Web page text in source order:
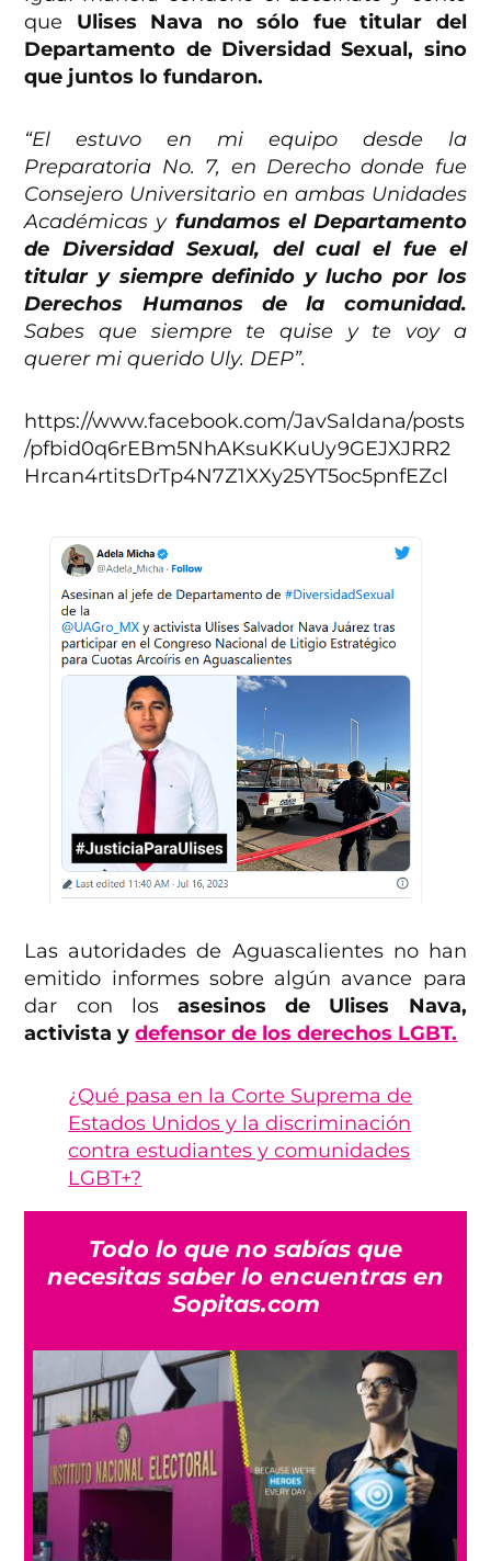
que Ulises Nava no sólo fue titular del
Departamento de Diversidad Sexual, sino
que juntos lo fundaron.
“El estuvo en mi equipo desde la
Preparatoria No. 7, en Derecho donde fue
Consejero Universitario en ambas Unidades
Académicas y fundamos el Departamento
de Diversidad Sexual, del cual el fue el
titular y siempre definido y lucho por los
Derechos Humanos de la comunidad.
Sabes que siempre te quise y te voy a
querer mi querido Uly. DEP”.
https://www.facebook.com/JavSaldana/posts
/pfbid0q6rEBm5NhAKsuKKuUy9GEJXJRR2
Hrcan4rtitsDrTp4N7Z1XXy25YT5oc5pnfEZcl
Las autoridades de Aguascalientes no han
emitido informes sobre algún avance para
dar con los asesinos de Ulises Nava,
activista ydefensor de los derechos LGBT.
¿Qué pasa en la Corte Suprema de
Estados Unidos y la discriminación
contra estudiantes y comunidades
LGBT+?
Todo lo que no sabías que
necesitas saber lo encuentras en
Sopitas.com